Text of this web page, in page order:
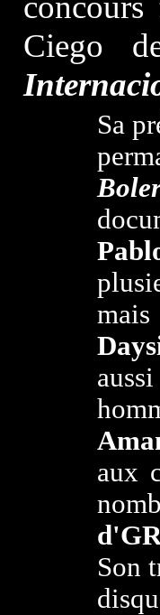
Ciego
Sa
aux
Son